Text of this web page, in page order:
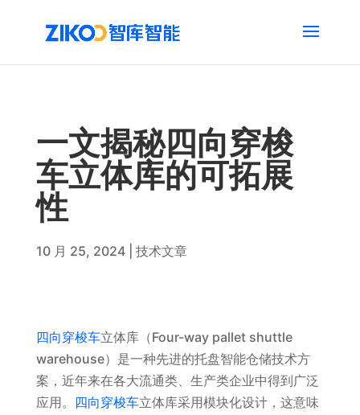
一文揭秘四向穿梭
车立体库的可拓展
性
10 月 25, 2024| 技术文章
四向穿梭车立体库（Four-way pallet shuttle
warehouse）是一种先进的托盘智能仓储技术方
案，近年来在各大流通类、生产类企业中得到广泛
应用。
四向穿梭车立体库采用模块化设计，这意味